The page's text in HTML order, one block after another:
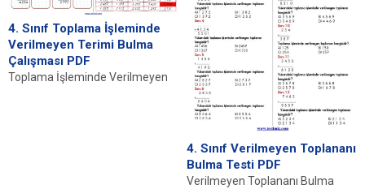
4. Sınıf Toplama İşleminde
Verilmeyen Terimi Bulma
Çalışması PDF
Toplama İşleminde Verilmeyen
4. Sınıf Verilmeyen Toplananı
Bulma Testi PDF
Verilmeyen Toplananı Bulma